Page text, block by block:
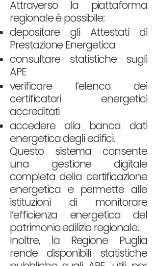
Attraverso la piattaforma
regionale è possibile:
depositare gli Attestati di
Prestazione Energetica
consultare statistiche sugli
APE
verificare l’elenco dei
certificatori energetici
accreditati
accedere alla banca dati
energetica degli edifici.
Questo sistema consente
una gestione digitale
completa della certificazione
energetica e permette alle
istituzioni di monitorare
l’efficienza energetica del
patrimonio edilizio regionale.
Inoltre, la Regione Puglia
rende disponibili statistiche